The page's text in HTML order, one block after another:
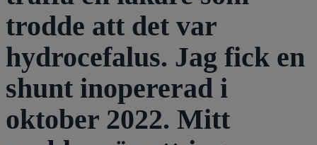
trodde att det var
hydrocefalus. Jag fick en
shunt inopererad i
oktober 2022. Mitt